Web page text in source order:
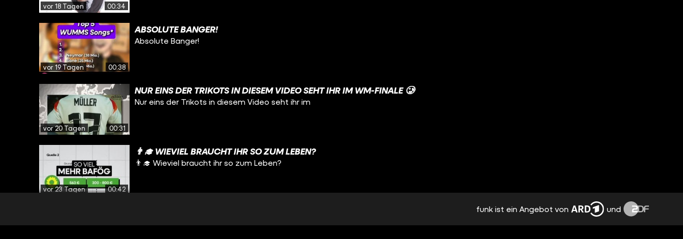
vor 18 Tagen 00:34
vor 19 Tagen 00:38
ABSOLUTE BANGER!
Absolute Banger!
vor 20 Tagen 00:31
NUR EINS DER TRIKOTS IN DIESEM VIDEO SEHT IHR IM WM-FINALE 🥲
Nur eins der Trikots in diesem Video seht ihr im
vor 23 Tagen 00:42
👨‍🎓 WIEVIEL BRAUCHT IHR SO ZUM LEBEN?
👨‍🎓 Wieviel braucht ihr so zum Leben?
Wie schön wär das bitte gewesen! 🥹
funk ist ein Angebot von und